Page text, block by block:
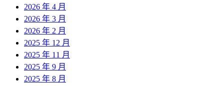
2026 年 4 月
2026 年 3 月
2026 年 2 月
2025 年 12 月
2025 年 11 月
2025 年 9 月
2025 年 8 月